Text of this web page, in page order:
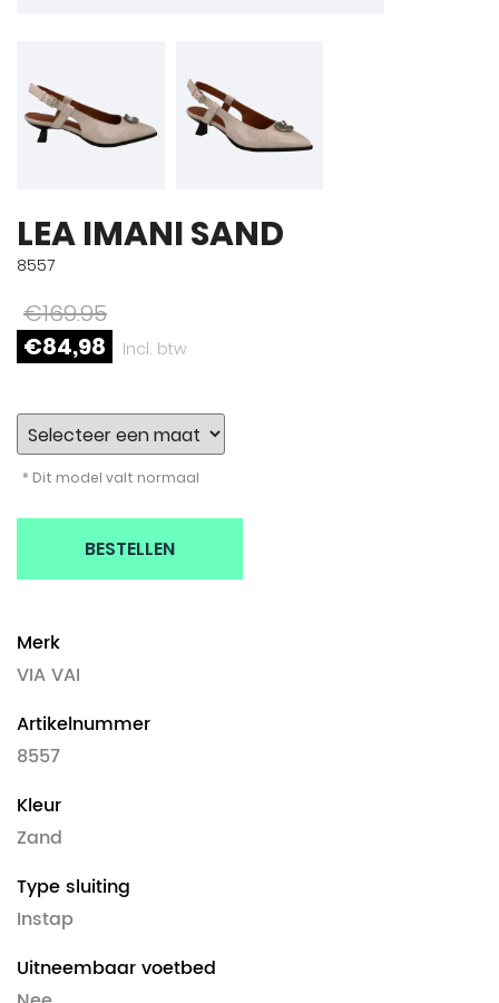
LEA IMANI SAND
8557
€169.95
€84,98
Incl. btw
Merk
VIA VAI
Artikelnummer
8557
Kleur
Zand
Type sluiting
Instap
Uitneembaar voetbed
* Dit model valt normaal
BESTELLEN